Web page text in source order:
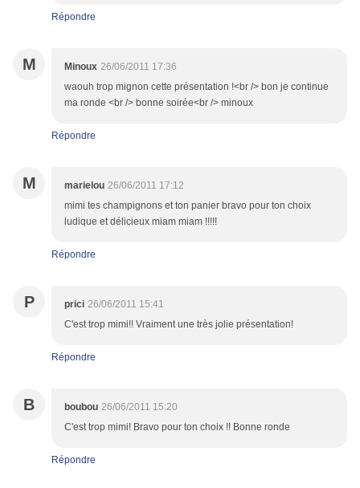
Répondre
M Minoux 26/06/2011 17:36
waouh trop mignon cette présentation !<br /> bon je continue
ma ronde <br /> bonne soirée<br /> minoux
Répondre
M marielou 26/06/2011 17:12
mimi tes champignons et ton panier bravo pour ton choix
ludique et délicieux miam miam !!!!!
Répondre
P prici 26/06/2011 15:41
C'est trop mimi!! Vraiment une très jolie présentation!
Répondre
B boubou 26/06/2011 15:20
C'est trop mimi! Bravo pour ton choix !! Bonne ronde
Répondre